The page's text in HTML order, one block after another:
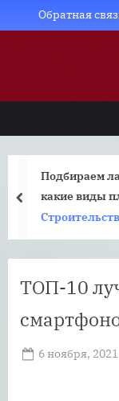
to
Обратная
Подбираем
какие виды
prev
ТОП-10
Posted
6 ноября, 2021